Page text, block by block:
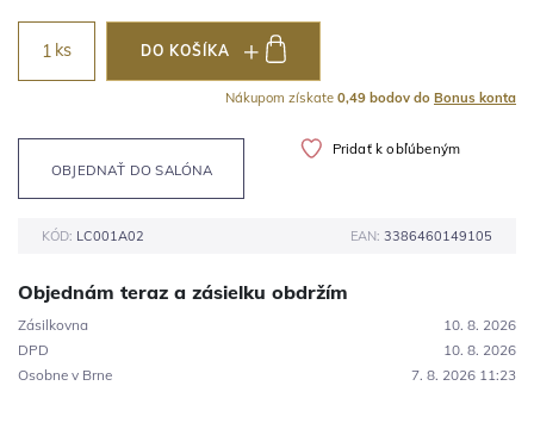
OBJEDNAŤ DO SALÓNA
Pridať k obľúbeným
ks DO KOŠÍKA
Nákupom získate 0,49 bodov do Bonus konta
KÓD: LC001A02 EAN: 3386460149105
Objednám teraz a zásielku obdržím
Zásilkovna
10. 8. 2026
DPD
10. 8. 2026
Osobne v Brne
7. 8. 2026 11:23